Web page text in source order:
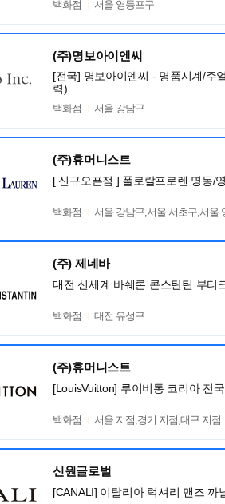
백화점 서울 영등포구
(주)명보아이엔씨
[전국] 명보아이엔씨 - 명품시계/주
력)
백화점 서울 강남구
(주)휴머니스트
[ 신규오픈점 ] 폴로랄프로렌 명동/
백화점 서울 강남구,서울 서초구,서울
(주) 제네바
대전 신세계 바쉐론 콘스탄틴 부티
백화점 대전 유성구
(주)휴머니스트
[LouisVuitton] 루이비통 코리아 전
백화점 서울 지점,경기 지점,대구 지점
신원글로벌
[CANALI] 이탈리아 럭셔리 맨즈 까